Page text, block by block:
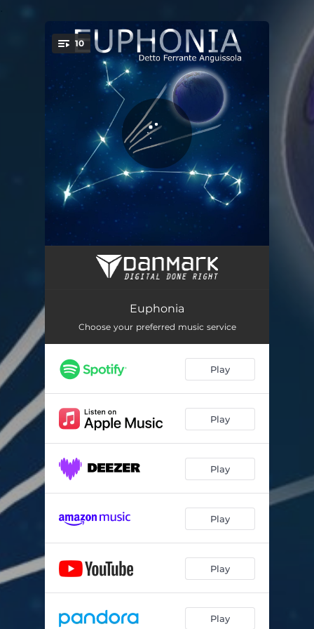
You're all set!
10
Risacca
Sinfonia di mare
Song for Rebecca 03:29
Sailor’s woman ballade 03:40
I fiumi di Lombardia 03:57
Margherita in bicicletta 03:16
La magia della voce 02:41
Il dromedario e il cammello 02:18
Euphonia
Choose your preferred music service
Play
Play
Play
Play
Play
Play